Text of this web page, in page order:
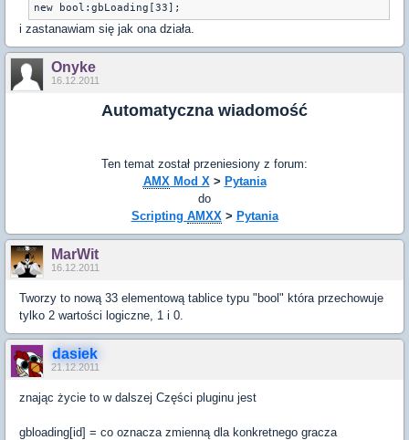
new bool:gbLoading[33];
i zastanawiam się jak ona działa.
Onyke
16.12.2011
Automatyczna wiadomość
Ten temat został przeniesiony z forum:
AMXMod X> Pytania
do
Scripting AMXX> Pytania
MarWit
16.12.2011
Tworzy to nową 33 elementową tablice typu "bool" która przechowuje
tylko 2 wartości logiczne, 1 i 0.
dasiek
21.12.2011
znając życie to w dalszej Części pluginu jest
gbloading[id] = co oznacza zmienną dla konkretnego gracza